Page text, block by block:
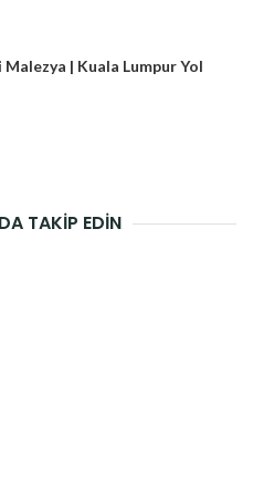
| Kuala Lumpur Yol
TAKİP EDİN